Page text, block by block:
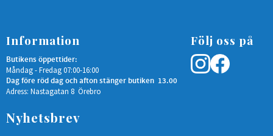
Information
Butikens öppettider:
Måndag - Fredag 07:00-16:00
Dag före röd dag och afton stänger butiken 13.00
Adress: Nastagatan 8 Örebro
Följ oss på
Nyhetsbrev